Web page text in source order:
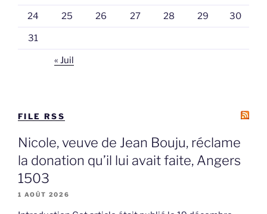
24 25 26 27 28 29 30
31
« Juil
FILE RSS
Nicole, veuve de Jean Bouju, réclame
la donation qu’il lui avait faite, Angers
1503
1 AOÛT 2026